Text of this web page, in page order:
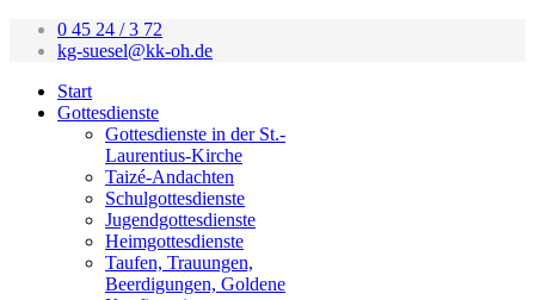
0 45 24 / 3 72
kg-suesel@kk-oh.de
Start
Gottesdienste
Gottesdienste in der St.-
Laurentius-Kirche
Taizé-Andachten
Schulgottesdienste
Jugendgottesdienste
Heimgottesdienste
Taufen, Trauungen,
Beerdigungen, Goldene